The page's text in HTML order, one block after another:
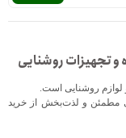
روشنایی است.
مطمئن و لذت‌بخش از خرید